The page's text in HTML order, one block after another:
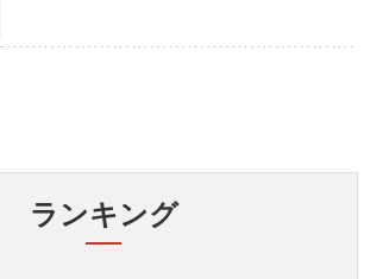
ランキング